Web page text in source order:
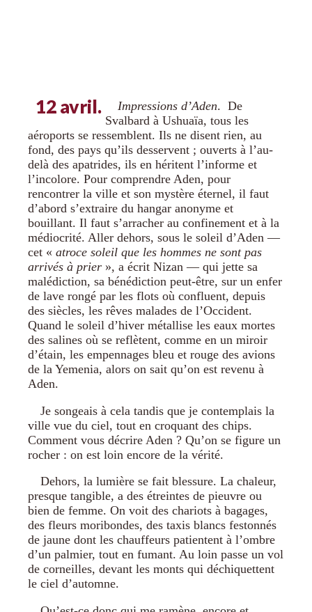
12 avril. Impressions d’Aden. De
Svalbard à Ushuaïa, tous les
aéroports se ressemblent. Ils ne disent rien, au
fond, des pays qu’ils desservent ; ouverts à l’au-
delà des apatrides, ils en héritent l’informe et
l’incolore. Pour comprendre Aden, pour
rencontrer la ville et son mystère éternel, il faut
d’abord s’extraire du hangar anonyme et
bouillant. Il faut s’arracher au confinement et à la
médiocrité. Aller dehors, sous le soleil d’Aden —
cet « atroce soleil que les hommes ne sont pas
arrivés à prier », a écrit Nizan — qui jette sa
malédiction, sa bénédiction peut-être, sur un enfer
de lave rongé par les flots où confluent, depuis
des siècles, les rêves malades de l’Occident.
Quand le soleil d’hiver métallise les eaux mortes
des salines où se reflètent, comme en un miroir
d’étain, les empennages bleu et rouge des avions
de la Yemenia, alors on sait qu’on est revenu à
Aden.
Je songeais à cela tandis que je contemplais la
ville vue du ciel, tout en croquant des chips.
Comment vous décrire Aden ? Qu’on se figure un
rocher : on est loin encore de la vérité.
Dehors, la lumière se fait blessure. La chaleur,
presque tangible, a des étreintes de pieuvre ou
bien de femme. On voit des chariots à bagages,
des fleurs moribondes, des taxis blancs festonnés
de jaune dont les chauffeurs patientent à l’ombre
d’un palmier, tout en fumant. Au loin passe un vol
de corneilles, devant les monts qui déchiquettent
le ciel d’automne.